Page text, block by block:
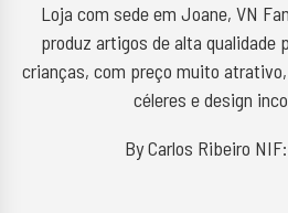
Loja com sede em Joane, VN
produz artigos de alta qualidade
crianças, com preço muito
céleres e design
By Carlos Ribeiro